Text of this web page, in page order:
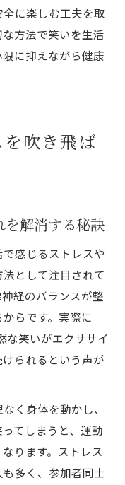
に楽しむ工夫を取
方法で笑いを生活
に抑えながら健康
吹き飛ば
を解消する秘訣
感じるストレスや
として注目されて
経のバランスが整
らです。実際に
な笑いがエクササイ
られるという声が
く身体を動かし、
てしまうと、運動
ります。ストレス
多く、参加者同士